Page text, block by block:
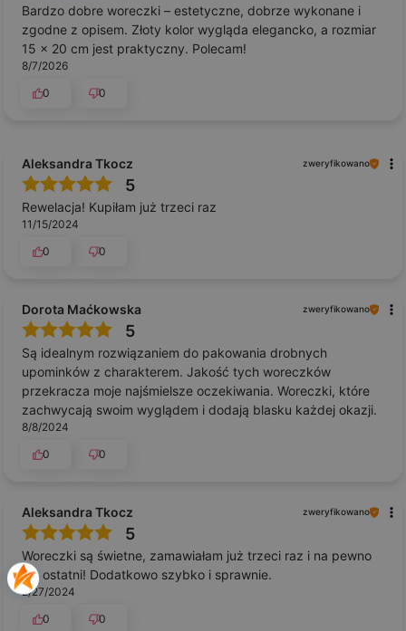
Bardzo dobre woreczki – estetyczne, dobrze wykonane i
zgodne z opisem. Złoty kolor wygląda elegancko, a rozmiar
15 × 20 cm jest praktyczny. Polecam!
8/7/2026
0
0
Aleksandra Tkocz zweryfikowano
5
Rewelacja! Kupiłam już trzeci raz
11/15/2024
0
0
Dorota Maćkowska zweryfikowano
5
Są idealnym rozwiązaniem do pakowania drobnych
upominków z charakterem. Jakość tych woreczków
przekracza moje najśmielsze oczekiwania. Woreczki, które
zachwycają swoim wyglądem i dodają blasku każdej okazji.
8/8/2024
0
0
Aleksandra Tkocz zweryfikowano
5
Woreczki są świetne, zamawiałam już trzeci raz i na pewno
nie ostatni! Dodatkowo szybko i sprawnie.
2/27/2024
0
0